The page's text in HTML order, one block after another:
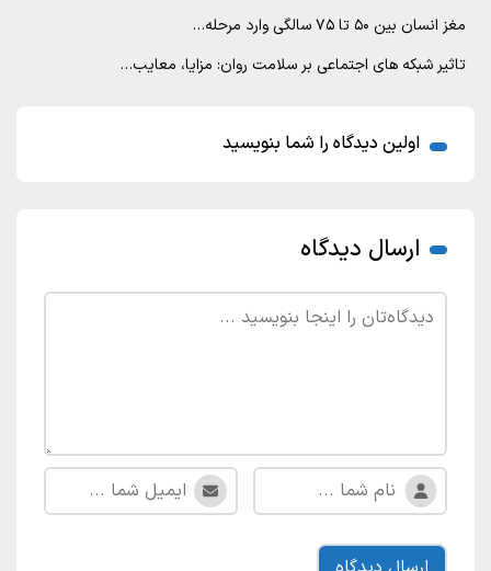
مغز انسان بین ۵۰ تا ۷۵ سالگی وارد مرحله…
تاثیر شبکه های اجتماعی بر سلامت روان: مزایا، معایب…
اولین دیدگاه را شما بنویسید
ارسال دیدگاه